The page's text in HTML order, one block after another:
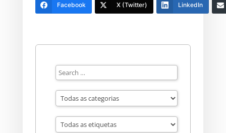
Facebook X (Twitter) LinkedIn